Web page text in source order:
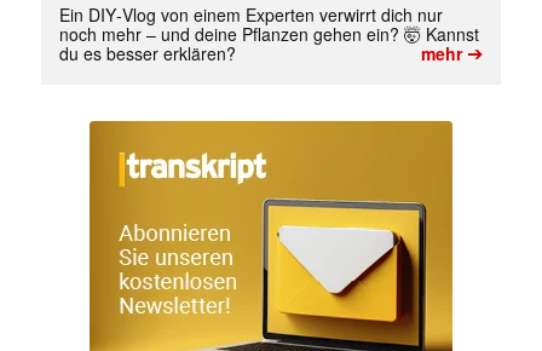
Ein DIY‑Vlog von einem Experten verwirrt dich nur
noch mehr – und deine Pflanzen gehen ein? 🤯 Kannst
du es besser erklären?
mehr➔